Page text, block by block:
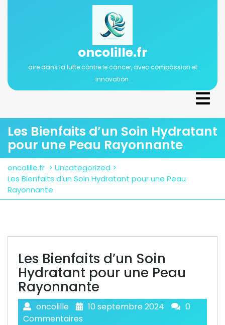
oncolille.fr
aire dans la lutte contre le cancer, avec compassion et
innovation.
Les Bienfaits d’un Soin Hydratant
pour une Peau Rayonnante
oncolille.fr > Uncategorized >
Les Bienfaits d’un Soin Hydratant pour une Peau
Rayonnante
Les Bienfaits d’un Soin
Hydratant pour une Peau
Rayonnante
oncolille 10 septembre 2024
0
Commentaires